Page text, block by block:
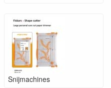
Snijmachines